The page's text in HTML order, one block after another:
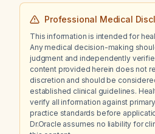
Professional Medical
This information is intended for
Any medical decision-making
judgment and independently
content provided herein does not
discretion and should be
established clinical guidelines.
verify all information against
practice standards before
Dr.Oracle assumes no liability for